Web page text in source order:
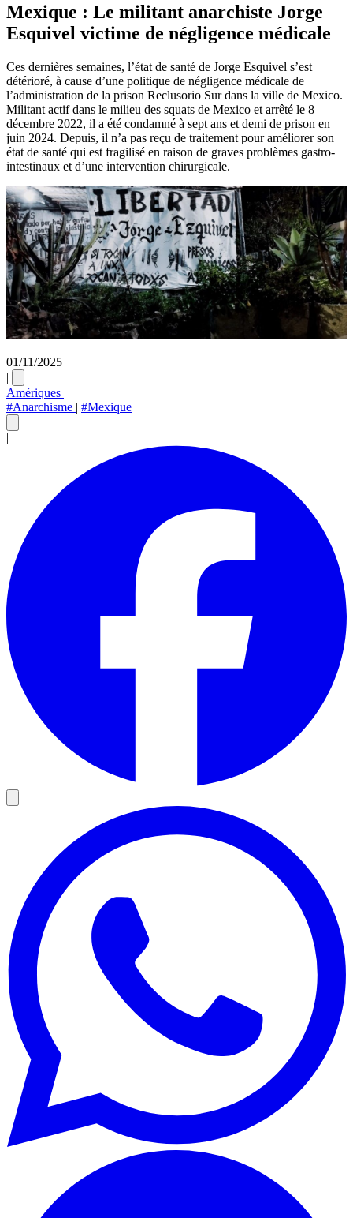
Mexique : Le militant anarchiste Jorge
Esquivel victime de négligence médicale
Ces dernières semaines, l’état de santé de Jorge Esquivel s’est
détérioré, à cause d’une politique de négligence médicale de
l’administration de la prison Reclusorio Sur dans la ville de Mexico.
Militant actif dans le milieu des squats de Mexico et arrêté le 8
décembre 2022, il a été condamné à sept ans et demi de prison en
juin 2024. Depuis, il n’a pas reçu de traitement pour améliorer son
état de santé qui est fragilisé en raison de graves problèmes gastro-
intestinaux et d’une intervention chirurgicale.
01/11/2025
|
Amériques |
#Anarchisme | #Mexique
|